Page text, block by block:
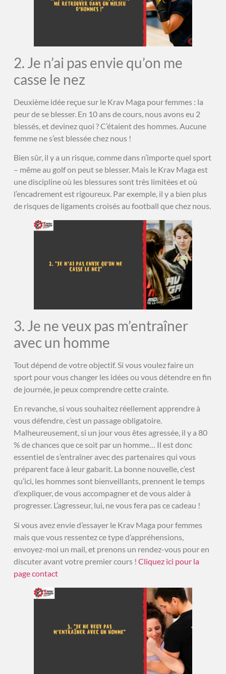
2. Je n’ai pas envie qu’on me
casse le nez
Deuxième idée reçue sur le Krav Maga pour femmes : la
peur de se blesser. En 10 ans de cours, nous avons eu 2
blessés, et devinez quoi ? C’étaient des hommes. Aucune
femme ne s’est blessée chez nous !
Bien sûr, il y a un risque, comme dans n’importe quel sport
– même au golf on peut se blesser. Mais le Krav Maga est
une discipline où les blessures sont très limitées et où
l’encadrement est rigoureux. Par exemple, il y a bien plus
de risques de ligaments croisés au football que chez nous.
3. Je ne veux pas m’entraîner
avec un homme
Tout dépend de votre objectif. Si vous voulez faire un
sport pour vous changer les idées ou vous détendre en fin
de journée, je peux comprendre cette crainte.
En revanche, si vous souhaitez réellement apprendre à
vous défendre, c’est un passage obligatoire.
Malheureusement, si un jour vous êtes agressée, il y a 80
% de chances que ce soit par un homme… Il est donc
essentiel de s’entraîner avec des partenaires qui vous
préparent face à leur gabarit. La bonne nouvelle, c’est
qu’ici, les hommes sont bienveillants, prennent le temps
d’expliquer, de vous accompagner et de vous aider à
progresser. L’agresseur, lui, ne vous fera pas ce cadeau !
Si vous avez envie d’essayer le Krav Maga pour femmes
mais que vous ressentez ce type d’appréhensions,
envoyez-moi un mail, et prenons un rendez-vous pour en
discuter avant votre premier cours ! Cliquez ici pour la
page contact